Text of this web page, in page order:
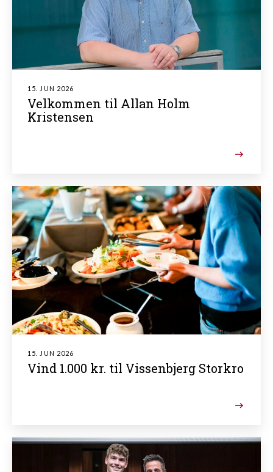
15. JUN 2026
Velkommen til Allan Holm
Kristensen
15. JUN 2026
Vind 1.000 kr. til Vissenbjerg Storkro